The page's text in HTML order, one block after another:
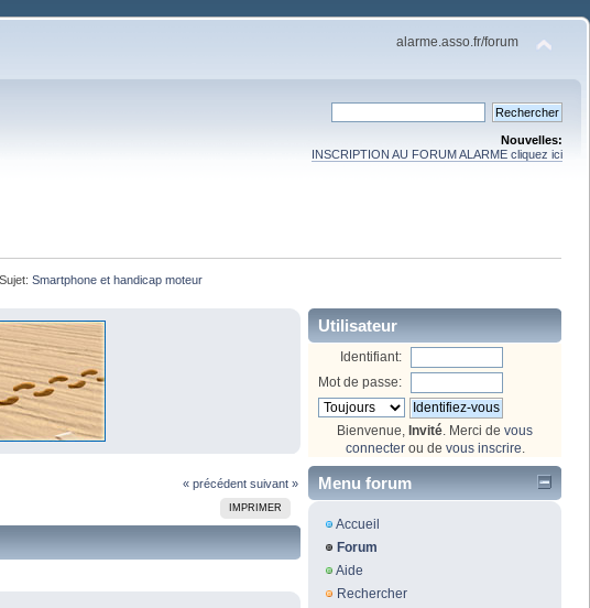
alarme.asso.fr/forum
Nouvelles:
INSCRIPTION AU FORUM ALARME cliquez ici
Sujet: Smartphone et handicap moteur
« précédent suivant »
IMPRIMER
Utilisateur
Identifiant:
Mot de passe:
Bienvenue, Invité . Merci de vous
connecterou de vous inscrire
Menu forum
Accueil
Forum
Aide
Rechercher